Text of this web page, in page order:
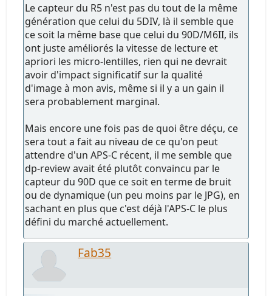
Le capteur du R5 n'est pas du tout de la même
génération que celui du 5DIV, là il semble que
ce soit la même base que celui du 90D/M6II, ils
ont juste améliorés la vitesse de lecture et
apriori les micro-lentilles, rien qui ne devrait
avoir d'impact significatif sur la qualité
d'image à mon avis, même si il y a un gain il
sera probablement marginal.
Mais encore une fois pas de quoi être déçu, ce
sera tout a fait au niveau de ce qu'on peut
attendre d'un APS-C récent, il me semble que
dp-review avait été plutôt convaincu par le
capteur du 90D que ce soit en terme de bruit
ou de dynamique (un peu moins par le JPG), en
sachant en plus que c'est déjà l'APS-C le plus
défini du marché actuellement.
Fab35